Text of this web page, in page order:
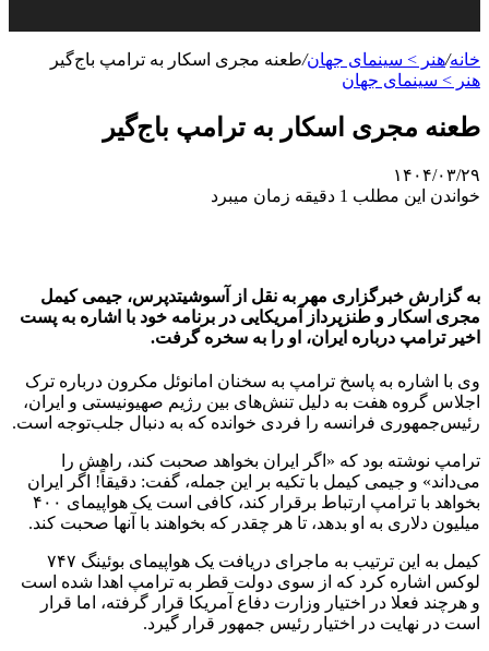
خانه/هنر > سینمای جهان/طعنه مجری اسکار به ترامپ باج‌گیر
هنر > سینمای جهان
طعنه مجری اسکار به ترامپ باج‌گیر
۱۴۰۴/۰۳/۲۹
خواندن این مطلب 1 دقیقه زمان میبرد
به گزارش خبرگزاری مهر به نقل از آسوشیتدپرس، جیمی کیمل
مجری اسکار و طنزپرداز آمریکایی در برنامه خود با اشاره به پست
اخیر ترامپ درباره ایران، او را به سخره گرفت.
وی با اشاره به پاسخ ترامپ به سخنان امانوئل مکرون درباره ترک
اجلاس گروه هفت به دلیل تنش‌های بین رژیم صهیونیستی و ایران،
رئیس‌جمهوری فرانسه را فردی خوانده که به دنبال جلب‌توجه است.
ترامپ نوشته بود که «اگر ایران بخواهد صحبت کند، راهش را
می‌داند» و جیمی کیمل با تکیه بر این جمله، گفت: دقیقاً! اگر ایران
بخواهد با ترامپ ارتباط برقرار کند، کافی است یک هواپیمای ۴۰۰
میلیون دلاری به او بدهد، تا هر چقدر که بخواهند با آنها صحبت کند.
کیمل به این ترتیب به ماجرای دریافت یک هواپیمای بوئینگ ۷۴۷
لوکس اشاره کرد که از سوی دولت قطر به ترامپ اهدا شده است
و هرچند فعلا در اختیار وزارت دفاع آمریکا قرار گرفته، اما قرار
است در نهایت در اختیار رئیس جمهور قرار گیرد.